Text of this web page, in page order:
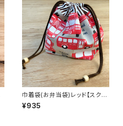
入園オーダーHoshizora☆ほ
巾着袋(お弁当袋)レッド【スクー
ルバス柄】☆19×26cmマチ12c
m★KO.14 school bus のりも
¥935